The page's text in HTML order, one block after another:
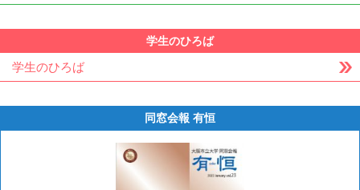
学生のひろば
学生のひろば
同窓会報 有恒